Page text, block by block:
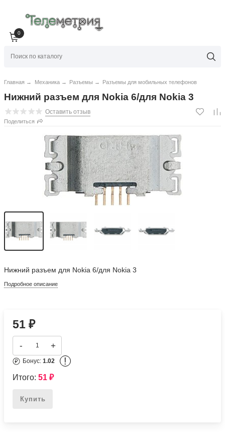
0
Главная → Механика → Разъемы → Разъемы для мобильных телефонов
Нижний разъем для Nokia 6/для Nokia 3
Оставить отзыв
Поделиться
Нижний разъем для Nokia 6/для Nokia 3
Подробное описание
51₽
- +
Бонус:1.02 !
Итого:51₽
Купить